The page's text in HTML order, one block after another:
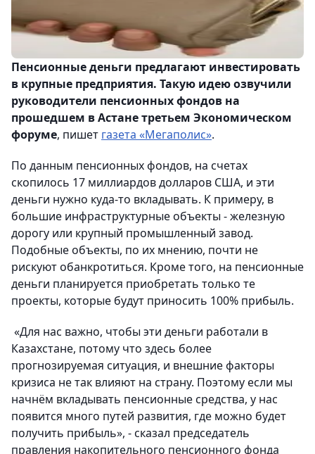
Пенсионные деньги предлагают инвестировать
в крупные предприятия. Такую идею озвучили
руководители пенсионных фондов на
прошедшем в Астане третьем Экономическом
форуме, пишет газета «Мегаполис».
По данным пенсионных фондов, на счетах
скопилось 17 миллиардов долларов США, и эти
деньги нужно куда-то вкладывать. К примеру, в
большие инфраструктурные объекты - железную
дорогу или крупный промышленный завод.
Подобные объекты, по их мнению, почти не
рискуют обанкротиться. Кроме того, на пенсионные
деньги планируется приобретать только те
проекты, которые будут приносить 100% прибыль.
«Для нас важно, чтобы эти деньги работали в
Казахстане, потому что здесь более
прогнозируемая ситуация, и внешние факторы
кризиса не так влияют на страну. Поэтому если мы
начнём вкладывать пенсионные средства, у нас
появится много путей развития, где можно будет
получить прибыль», - сказал председатель
правления накопительного пенсионного фонда